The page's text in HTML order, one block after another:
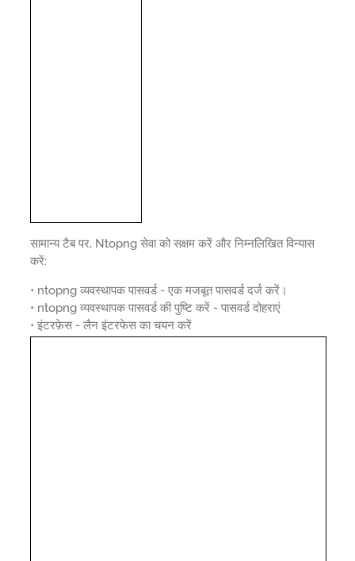
सामान्य टैब पर, Ntopng सेवा को सक्षम करें और निम्नलिखित विन्यास
करें:
• ntopng व्यवस्थापक पासवर्ड - एक मजबूत पासवर्ड दर्ज करें।
• ntopng व्यवस्थापक पासवर्ड की पुष्टि करें - पासवर्ड दोहराएं
• इंटरफ़ेस - लैन इंटरफेस का चयन करें